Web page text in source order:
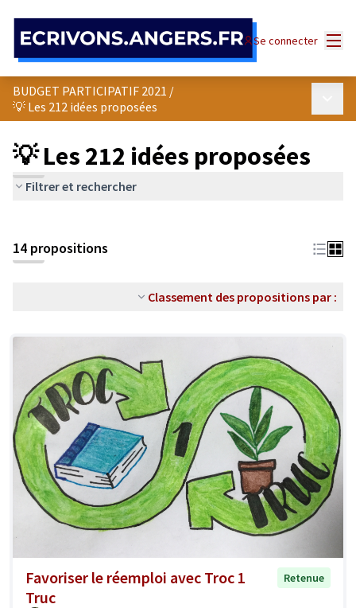
Se connecter
BUDGET PARTICIPATIF 2021 /
💡 Les 212 idées proposées
💡 Les 212 idées proposées
Filtrer et rechercher
14 propositions
Classement des propositions par :
Favoriser le réemploi avec Troc 1
Truc
Retenue